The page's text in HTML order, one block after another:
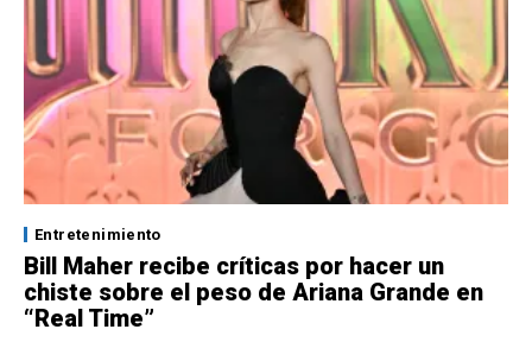
Entretenimiento
Bill Maher recibe críticas por hacer un
chiste sobre el peso de Ariana Grande en
“Real Time”